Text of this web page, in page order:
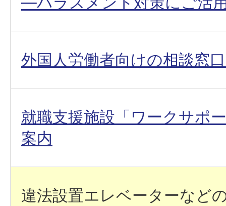
外国人労働者向けの相談窓
就職支援施設「ワークサポ
案内
違法設置エレベーターなど